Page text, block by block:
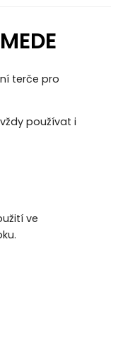
terče pro
používat i
ve